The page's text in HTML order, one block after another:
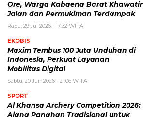
Ore, Warga Kabaena Barat Khawatir
Jalan dan Permukiman Terdampak
Rabu, 29 Jul 2026 - 17:32 WITA
EKOBIS
Maxim Tembus 100 Juta Unduhan di
Indonesia, Perkuat Layanan
Mobilitas Digital
Sabtu, 20 Jun 2026 - 21:06 WITA
SPORT
Al Khansa Archery Competition 2026:
Ajang Panahan Tradisional untuk